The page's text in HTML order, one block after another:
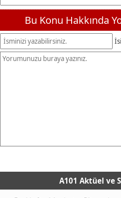
Bu Konu Hakkında
A101 Aktüel ve